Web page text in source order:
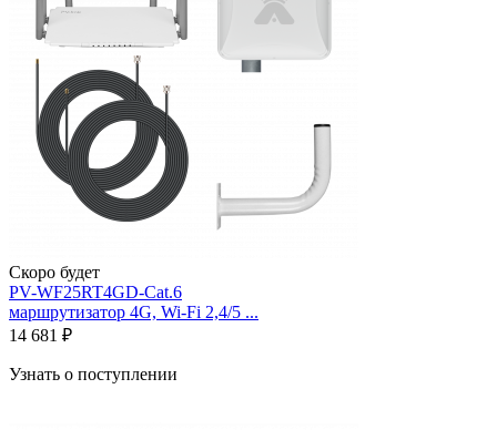
Скоро будет
PV-WF25RT4GD-Cat.6
маршрутизатор 4G, Wi-Fi 2,4/5 ...
14 681 ₽
Узнать о поступлении